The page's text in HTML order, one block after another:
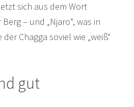
sich aus dem Wort
Berg – und „Njaro“, was in
Chagga soviel wie „weiß“
gut